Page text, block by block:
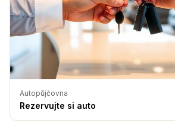
Autopůjčovna
Rezervujte si auto